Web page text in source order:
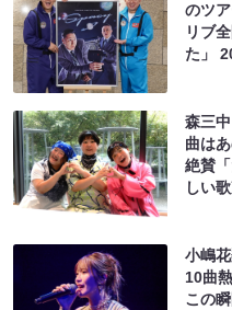
のツ
リブ
た」
森三
曲は
絶賛
しい
小嶋
10曲
この